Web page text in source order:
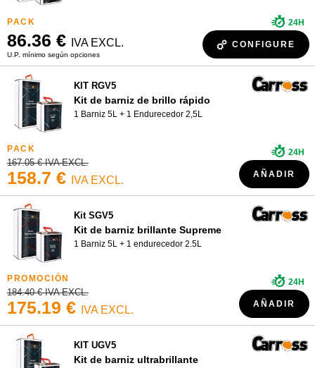
86.36 € IVA EXCL.
U.P. mínimo según opciones
24H
CONFIGURE
KIT RGV5
Kit de barniz de brillo rápido
1 Barniz 5L + 1 Endurecedor 2,5L
167.05 € IVA EXCL.
158.7 € IVA EXCL.
24H
AÑADIR
Kit SGV5
Kit de barniz brillante Supreme
1 Barniz 5L + 1 endurecedor 2.5L
184.40 € IVA EXCL.
175.19 € IVA EXCL.
24H
AÑADIR
KIT UGV5
Kit de barniz ultrabrillante